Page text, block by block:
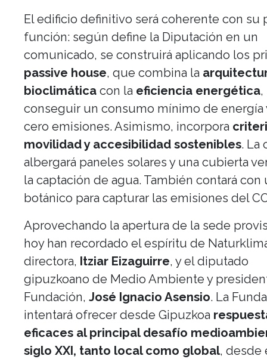
El edificio definitivo será coherente con su
función: según define la Diputación en un
comunicado, se construirá aplicando los
passive house, que combina la
bioclimática con la eficiencia energética,
conseguir un consumo mínimo de energía
cero emisiones. Asimismo, incorpora
movilidad y accesibilidad sostenibles. La
albergará paneles solares y una cubierta
la captación de agua. También contará con
botánico para capturar las emisiones del
Aprovechando la apertura de la sede
hoy han recordado el espíritu de
directora, Itziar Eizaguirre, y el diputado
gipuzkoano de Medio Ambiente y
Fundación,José Ignacio Asensio. La
intentará ofrecer desde Gipuzkoa
eficaces al principal desafío
siglo XXI, tanto local como global, desde